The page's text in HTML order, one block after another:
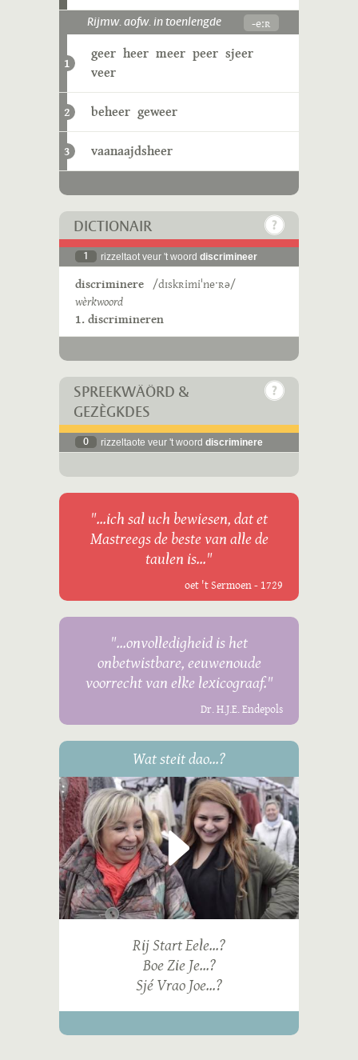
Rijmw. aofw. in toenlengde -eːʀ
1
geer heer meer peer sjeer
veer
2 beheer geweer
3 vaanaajdsheer
DICTIONAIR
1 rizzeltaot veur 't woord discrimineer
discriminere /dɪskʀimiˈneˑʀə/
wèrkwoord
1. discrimineren
SPREEKWÄÖRD &
GEZÈGKDES
0 rizzeltaote veur 't woord discriminere
"...ich sal uch bewiesen, dat et
Mastreegs de beste van alle de
taulen is..."
oet 't Sermoen - 1729
"...onvolledigheid is het
onbetwistbare, eeuwenoude
voorrecht van elke lexicograaf."
Dr. H.J.E. Endepols
Wat steit dao...?
Rij Start Eele...?
Boe Zie Je...?
Sjé Vrao Joe...?